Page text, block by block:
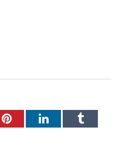
PinterestLinkedInTumblr